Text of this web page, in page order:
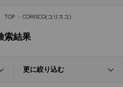
TOP CORISCO(コリスコ)
索結果
更に絞り込む